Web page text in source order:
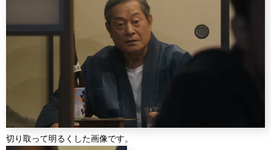
切り取って明るくした画像です。